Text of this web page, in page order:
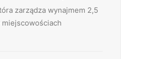
zarządza wynajmem 2,5